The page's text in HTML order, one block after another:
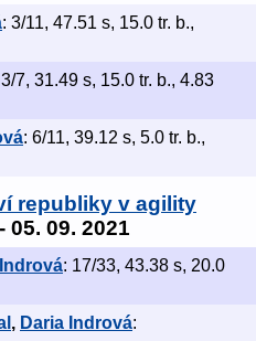
: 3/11, 47.51 s, 15.0 tr. b.,
7, 31.49 s, 15.0 tr. b., 4.83
: 6/11, 39.12 s, 5.0 tr. b.,
republiky v agility
05. 09. 2021
: 17/33, 43.38 s, 20.0
, Daria Indrová: